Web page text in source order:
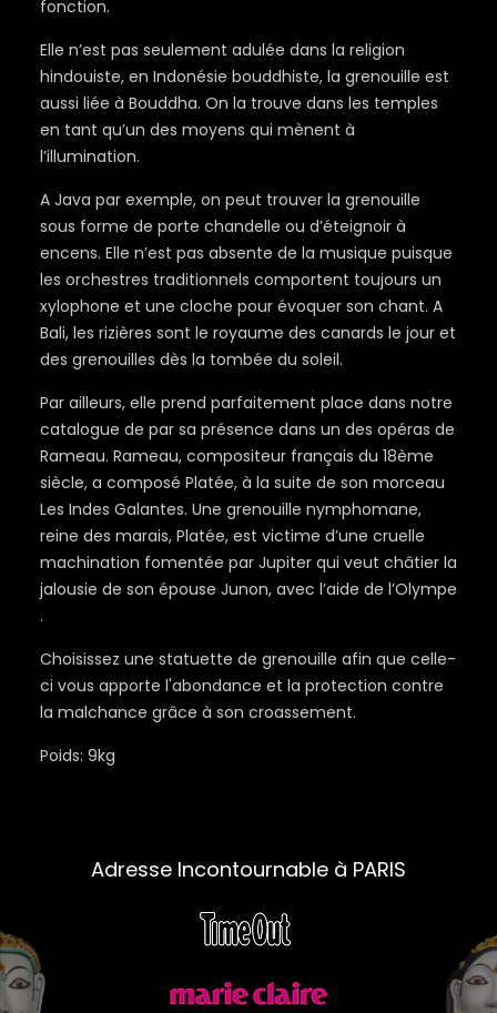
fonction.
Elle n’est pas seulement adulée dans la religion
hindouiste, en Indonésie bouddhiste, la grenouille est
aussi liée à Bouddha. On la trouve dans les temples
en tant qu’un des moyens qui mènent à
l’illumination.
A Java par exemple, on peut trouver la grenouille
sous forme de porte chandelle ou d’éteignoir à
encens. Elle n’est pas absente de la musique puisque
les orchestres traditionnels comportent toujours un
xylophone et une cloche pour évoquer son chant. A
Bali, les rizières sont le royaume des canards le jour et
des grenouilles dès la tombée du soleil.
Par ailleurs, elle prend parfaitement place dans notre
catalogue de par sa présence dans un des opéras de
Rameau. Rameau, compositeur français du 18ème
siècle, a composé Platée, à la suite de son morceau
Les Indes Galantes. Une grenouille nymphomane,
reine des marais, Platée, est victime d’une cruelle
machination fomentée par Jupiter qui veut châtier la
jalousie de son épouse Junon, avec l’aide de l’Olympe
.
Choisissez une statuette de grenouille afin que celle-
ci vous apporte l'abondance et la protection contre
la malchance grâce à son croassement.
Poids: 9kg
Adresse Incontournable à PARIS